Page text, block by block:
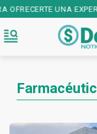
DE INVERSIONES